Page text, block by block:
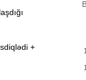
+